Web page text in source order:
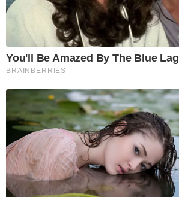
You'll Be Amazed By The Blue
BRAINBERRIES